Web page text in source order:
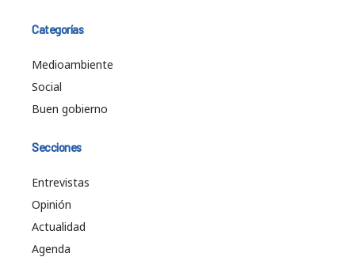
Categorías
Medioambiente
Social
Buen gobierno
Secciones
Entrevistas
Opinión
Actualidad
Agenda